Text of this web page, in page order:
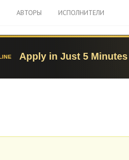
АВТОРЫ ИСПОЛНИТЕЛИ